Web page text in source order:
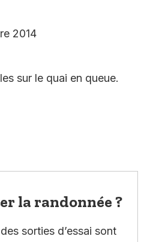
2014
sur le quai en queue.
la randonnée ?
sorties d’essai sont